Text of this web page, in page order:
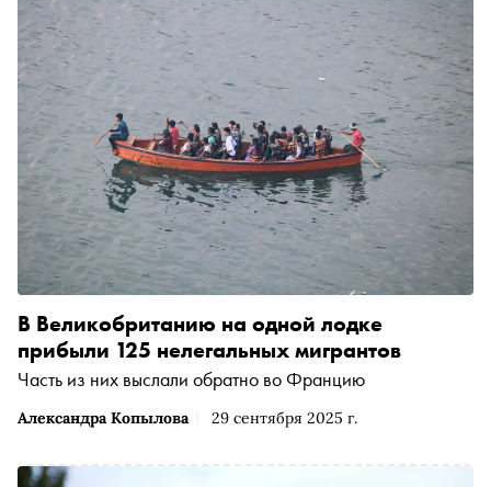
Александра Копылова 29 сентября 2025 г.
В Великобританию на одной лодке
прибыли 125 нелегальных мигрантов
Часть из них выслали обратно во Францию